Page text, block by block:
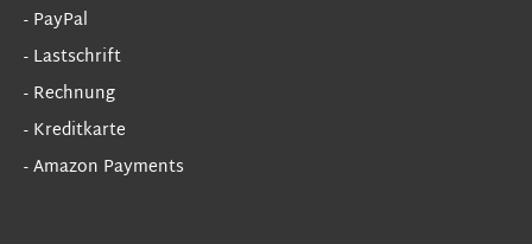
- PayPal
- Lastschrift
- Rechnung
- Kreditkarte
- Amazon Payments